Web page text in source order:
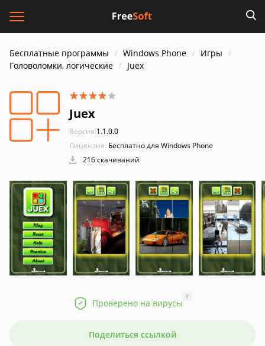
Бесплатные программы Windows Phone
Игры
Головоломки, логические
Juex
Juex
Версия:1.1.0.0
Лицензия: Бесплатно для Windows Phone
216 скачиваний
Проверено на вирусы
?
Поделиться ссылкой